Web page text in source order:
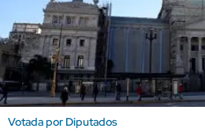
Votada por Diputados